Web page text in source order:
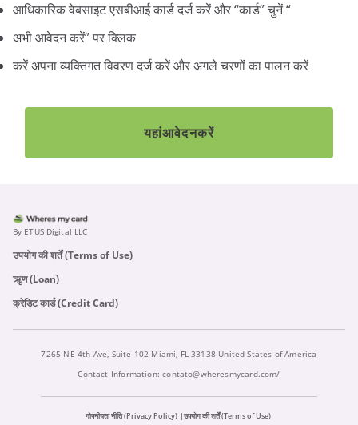
आधिकारिकवेबसाइटएसबीआईकार्डदर्जकरेंऔर“कार्ड”चुनें“
अभीआवेदनकरें”परक्लिक
करेंअपनाव्यक्तिगतविवरणदर्जकरेंऔरअगलेचरणोंकापालनकरें
यहांआवेदनकरें
By ETUS Digital LLC
उपयोग की शर्तें (Terms of Use)
ऋृण (Loan)
क्रेडिट कार्ड (Credit Card)
7265 NE 4th Ave, Suite 102 Miami, FL 33138 United States of America
Contact Information:contato@wheresmycard.com/
गोपनीयता नीति (Privacy Policy) उपयोग की शर्तें (Terms of Use)